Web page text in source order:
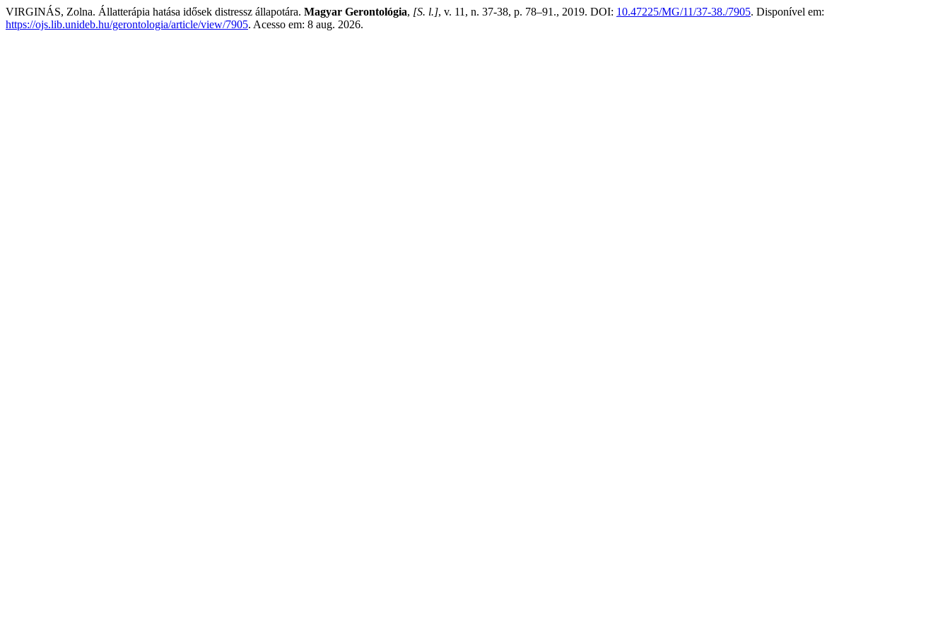
VIRGINÁS, Zolna. Állatterápia hatása idősek distressz állapotára. Magyar Gerontológia, [S. l.], v. 11, n. 37-38, p. 78–91., 2019. DOI: 10.47225/MG/11/37-38./7905. Disponível em:
https://ojs.lib.unideb.hu/gerontologia/article/view/7905. Acesso em: 8 aug. 2026.